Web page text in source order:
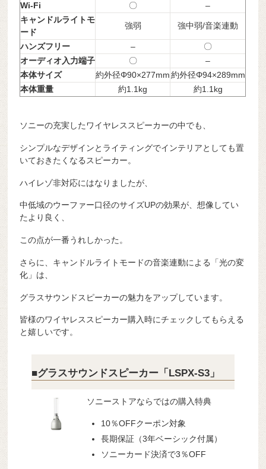
Wi-Fi
〇
–
キャンドルライトモ
ード
強弱 強中弱/音楽連動
ハンズフリー –
〇
オーディオ入力端子
〇
–
本体サイズ
約外径Φ90×277mm約外径Φ94×289mm
本体重量
約1.1kg 約1.1kg
ソニーの充実したワイヤレススピーカーの中でも、
シンプルなデザインとライティングでインテリアとしても置
いておきたくなるスピーカー。
ハイレゾ非対応にはなりましたが、
中低域のウーファー口径のサイズUPの効果が、想像してい
たより良く、
この点が一番うれしかった。
さらに、キャンドルライトモードの音楽連動による「光の変
化」は、
グラスサウンドスピーカーの魅力をアップしています。
皆様のワイヤレススピーカー購入時にチェックしてもらえる
と嬉しいです。
■グラスサウンドスピーカー「LSPX-S3」
ソニーストアならではの購入特典
10％OFFクーポン対象
長期保証（3年ベーシック付属）
ソニーカード決済で3％OFF